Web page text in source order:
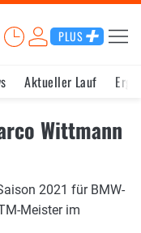
PLUS
Aktueller Lauf
Wittmann
2021 für BMW-
Meister im